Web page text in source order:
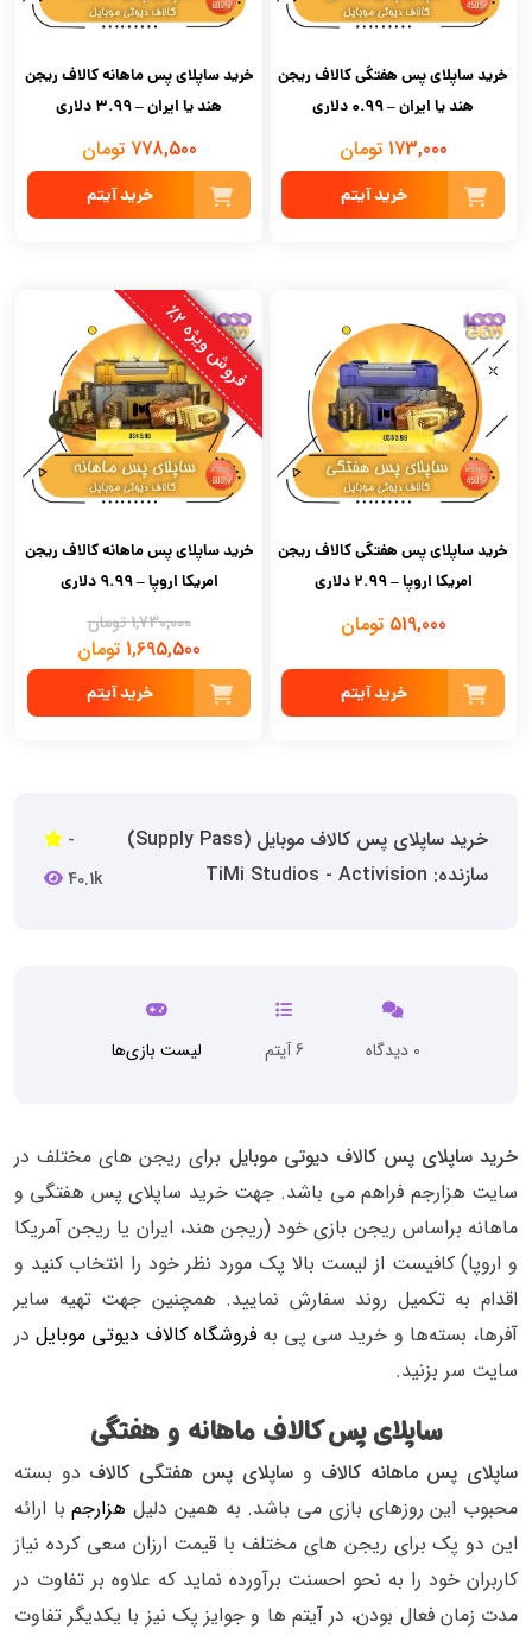
خرید ساپلای پس هفتگی کالاف ریجن
هند یا ایران – 0.99 دلاری
173,000 تومان
خرید آیتم
خرید ساپلای پس ماهانه کالاف ریجن
هند یا ایران – 3.99 دلاری
778,500 تومان
خرید آیتم
خرید ساپلای پس هفتگی کالاف ریجن
امریکا اروپا – 2.99 دلاری
519,000 تومان
خرید آیتم
ف
ر
و
ش
و
ی
ژ
ه
2
٪
خرید ساپلای پس ماهانه کالاف ریجن
امریکا اروپا – 9.99 دلاری
1,730,000 تومان
1,695,500 تومان
خرید آیتم
خرید ساپلای پس کالاف موبایل (Supply Pass)
سازنده: TiMi Studios - Activision
-
40.1k
0 دیدگاه 6 آیتم لیست بازی‌ها
خرید ساپلای پس کالاف دیوتی موبایل برای ریجن های مختلف در
سایت هزارجم فراهم می باشد. جهت خرید ساپلای پس هفتگی و
ماهانه براساس ریجن بازی خود (ریجن هند، ایران یا ریجن آمریکا
و اروپا) کافیست از لیست بالا پک مورد نظر خود را انتخاب کنید و
اقدام به تکمیل روند سفارش نمایید. همچنین جهت تهیه سایر
آفرها، بسته‌ها و خرید سی پی بهفروشگاه کالاف دیوتی موبایلدر
سایت سر بزنید.
ساپلای پس کالاف ماهانه و هفتگی
ساپلای پس ماهانه کالاف و ساپلای پس هفتگی کالاف دو بسته
محبوب این روزهای بازی می باشد. به همین دلیل هزارجمبا ارائه
این دو پک برای ریجن های مختلف با قیمت ارزان سعی کرده نیاز
کاربران خود را به نحو احسنت برآورده نماید که علاوه بر تفاوت در
مدت زمان فعال بودن، در آیتم ها و جوایز پک نیز با یکدیگر تفاوت